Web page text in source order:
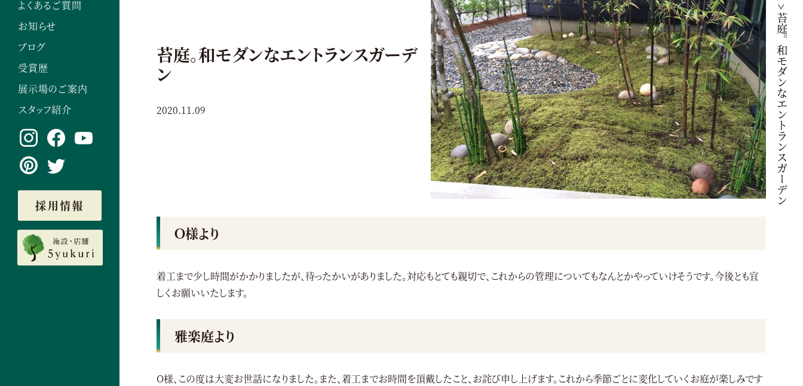
よくあるご質問
お知らせ
ブログ
受賞歴
展示場のご案内
スタッフ紹介
採用情報
>
苔庭。和モダンなエントランスガーデン
苔庭。和モダンなエントランスガーデ
ン
2020.11.09
Ｏ様より
着工まで少し時間がかかりましたが、待ったかいがありました。対応もとても親切で、これからの管理についてもなんとかやっていけそうです。今後とも宜
しくお願いいたします。
雅楽庭より
O様、この度は大変お世話になりました。また、着工までお時間を頂戴したこと、お詫び申し上げます。これから季節ごとに変化していくお庭が楽しみです